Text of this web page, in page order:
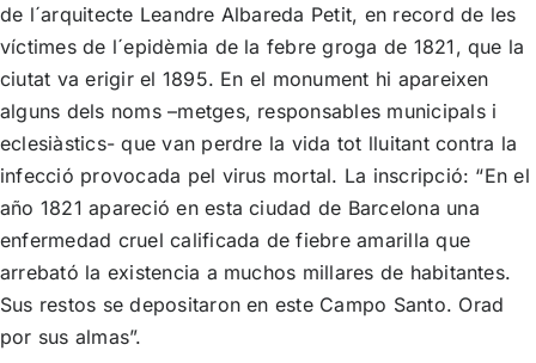
de l´arquitecte Leandre Albareda Petit, en record de les
víctimes de l´epidèmia de la febre groga de 1821, que la
ciutat va erigir el 1895. En el monument hi apareixen
alguns dels noms –metges, responsables municipals i
eclesiàstics- que van perdre la vida tot lluitant contra la
infecció provocada pel virus mortal. La inscripció: “En el
año 1821 apareció en esta ciudad de Barcelona una
enfermedad cruel calificada de fiebre amarilla que
arrebató la existencia a muchos millares de habitantes.
Sus restos se depositaron en este Campo Santo. Orad
por sus almas”.